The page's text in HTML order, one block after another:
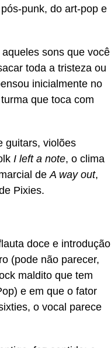
punk, do art-pop e
sons que você
toda a tristeza ou
inicialmente no
que toca com
guitars, violões
I left a note, o clima
deA way out,
Pixies.
doce e introdução
(pode não parecer,
maldito que tem
e em que o fator
o vocal parece